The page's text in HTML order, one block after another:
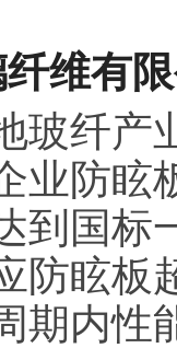
维有
玻纤产
业防眩
到国标
防眩板
期内性